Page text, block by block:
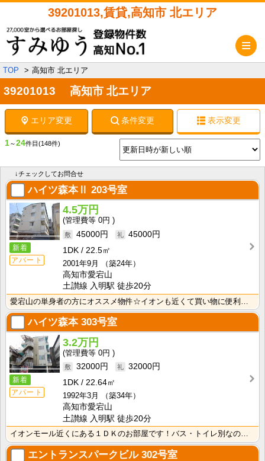
39201013,賃貸,高知市 北エリア
TOP 高知市 北エリア
39201013 高知市 北エリア
エリア変更 条件変更 表示変更
1～24件目 (148件)
↓チェックしてお問合せ
ハイツ森本Ⅱ 203号室
新着
アパート
4.5万円
0円
45000円
45000円
1DK
22.5㎡
2001年9月
（築24年）
高知市愛宕山
土讃線 入明駅 徒歩20分
愛宕山の単身者の方にオススメ物件☆イオンも近くて買い物に便利です♪洗濯機室内！！洗面台もあります☆
ハイツ森本303号室
新着
アパート
3.2万円
0円
32000円
32000円
1DK
22.64㎡
1992年3月
（築34年）
高知市愛宕山
土讃線 入明駅 徒歩20分
イオンモール近くにある１ＤＫのお部屋です！バス・トイレ別なので、ゆったり湯船に浸かれますね！
エントランスパークビル302号室